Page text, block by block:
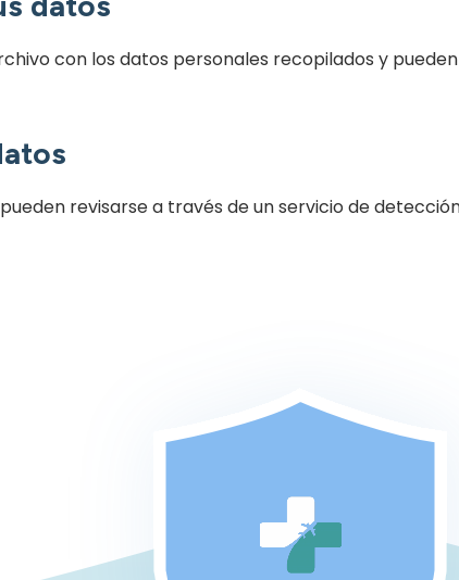
con los datos personales recopilados y
revisarse a través de un servicio de